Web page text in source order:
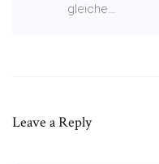
gleiche…
Leave a Reply